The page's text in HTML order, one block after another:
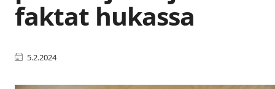
faktat hukassa
5.2.2024